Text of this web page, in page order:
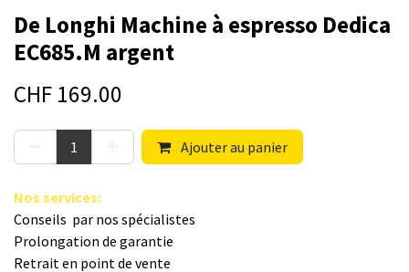
De Longhi Machine à espresso Dedica
EC685.M argent
CHF 169.00
Ajouter au panier
Nos s​ervices:
Conseils par nos spé​cialistes
Prolongation de garantie
Retrait en point de vente